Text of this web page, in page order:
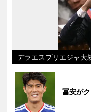
デラエスプリエジャ大
冨安が